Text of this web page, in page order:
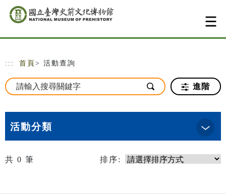
跳到主要內容
網站導覽
::: 首頁 > 活動查詢
進階
活動分類
共 0 筆 排序: